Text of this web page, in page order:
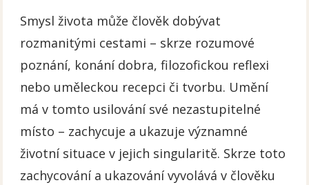
Smysl života může člověk dobývat
rozmanitými cestami – skrze rozumové
poznání, konání dobra, filozofickou reflexi
nebo uměleckou recepci či tvorbu. Umění
má v tomto usilování své nezastupitelné
místo – zachycuje a ukazuje významné
životní situace v jejich singularitě. Skrze toto
zachycování a ukazování vyvolává v člověku